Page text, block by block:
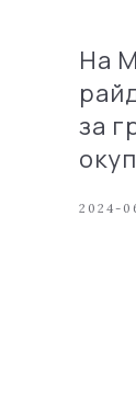
На
за
2024-